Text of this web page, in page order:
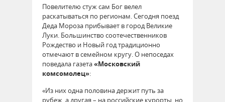
Повелителю стуж сам Бог велел
раскатываться по регионам. Сегодня поезд
Деда Мороза прибывает в город Великие
Луки. Большинство соотечественников
Рождество и Новый год традиционно
отмечают в семейном кругу. О непоседах
поведала газета«Московский
комсомолец»:
«Из них одна половина держит путь за
рубеж, а другая – на российские курорты, но